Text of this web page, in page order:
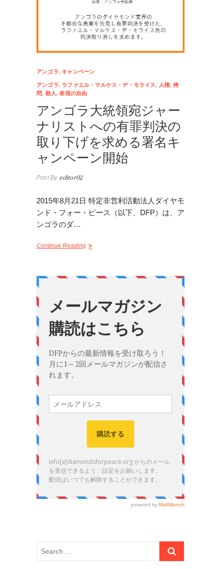
アンゴラ, キャンペーン
アンゴラ, ラファエル・マルケス・デ・モライス, 人権, 拷
問, 殺人,表現の自由
アンゴラ大統領宛ジャー
ナリストへの有罪判決の
取り下げを求める署名キ
ャンペーン開始
Post Byeditor02
2015年8月21日 特定非営利活動法人ダイヤモ
ンド・フォー・ピース（以下、DFP）は、ア
ンゴラのダ…
Continue Reading